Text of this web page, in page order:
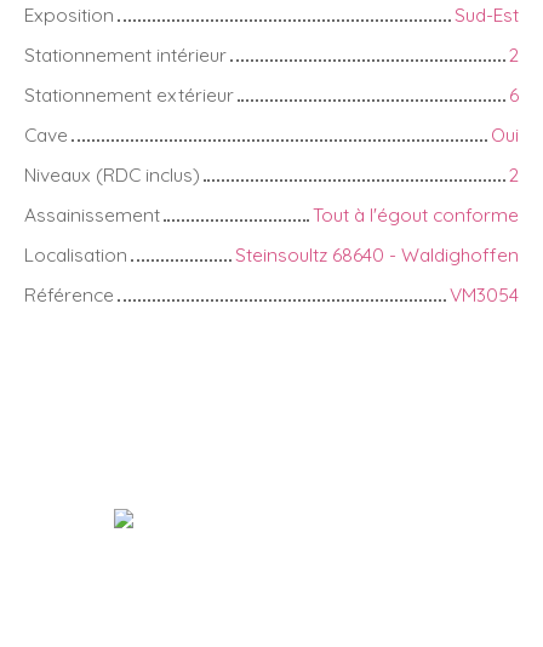
Exposition
Sud-Est
Stationnement intérieur
2
Stationnement extérieur
6
Cave
Oui
Niveaux (RDC inclus)
2
Assainissement
Tout à l'égout conforme
Localisation
Steinsoultz 68640 - Waldighoffen
Référence
VM3054